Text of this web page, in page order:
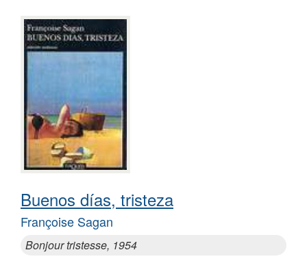
Buenos días, tristeza
Françoise Sagan
Bonjour tristesse, 1954